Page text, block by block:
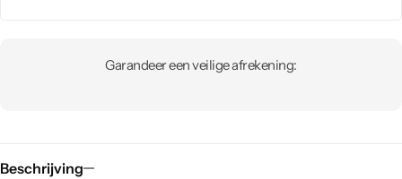
Garandeer een veilige afrekening:
Beschrijving